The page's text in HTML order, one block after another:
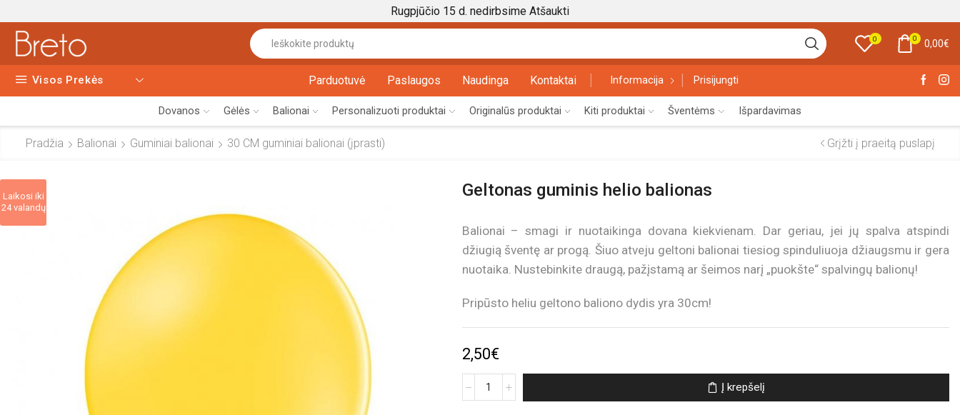
Rugpjūčio 15 d. nedirbsime Atšaukti
input
0 0 0,00€
Visos Prekės Parduotuvė Paslaugos Naudinga Kontaktai Informacija Prisijungti
Dovanos Gėlės Balionai Personalizuoti produktai Originalūs produktai Kiti produktai Šventėms Išpardavimas
Pradžia Balionai Guminiai balionai 30 CM guminiai balionai (įprasti) Grįžti į praeitą puslapį
Laikosi iki
24 valandų
Geltonas guminis helio balionas
Balionai – smagi ir nuotaikinga dovana kiekvienam. Dar geriau, jei jų spalva atspindi
džiugią šventę ar progą. Šiuo atveju geltoni balionai tiesiog spinduliuoja džiaugsmu ir gera
nuotaika. Nustebinkite draugą, pažįstamą ar šeimos narį „puokšte“ spalvingų balionų!
Pripūsto heliu geltono baliono dydis yra 30cm!
2,50€
produkto
Į krepšelį